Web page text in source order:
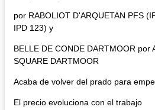
por RABOLIOT D'ARQUETAN PFS
IPD 123) y
BELLE DE CONDE DARTMOOR por
SQUARE DARTMOOR
Acaba de volver del prado para
El precio evoluciona con el trabajo